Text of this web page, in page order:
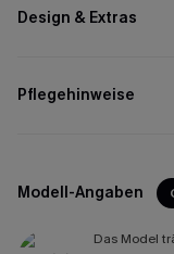
Design & Extras
Pflegehinweise
Modell-Angaben
Das Model